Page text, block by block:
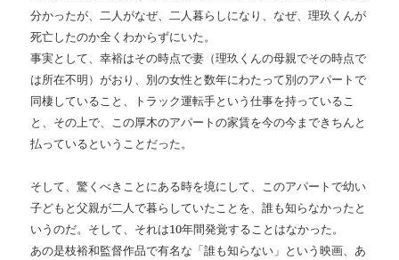
分かったが、二人がなぜ、二人暮らしになり、なぜ、理玖くんが
死亡したのか全くわからずにいた。
事実として、幸裕はその時点で妻（理玖くんの母親でその時点で
は所在不明）がおり、別の女性と数年にわたって別のアパートで
同棲していること、トラック運転手という仕事を持っているこ
と、その上で、この厚木のアパートの家賃を今の今まできちんと
払っているということだった。
そして、驚くべきことにある時を境にして、このアパートで幼い
子どもと父親が二人で暮らしていたことを、誰も知らなかったと
いうのだ。そして、それは10年間発覚することはなかった。
あの是枝裕和監督作品で有名な「誰も知らない」という映画、あ